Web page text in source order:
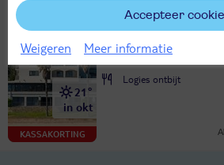
KASSAKORTING
21°
in okt
Zo 11 okt 2026
Eigen vervoer
Logies ontbijt
Accepteer
Weigeren Meer informatie